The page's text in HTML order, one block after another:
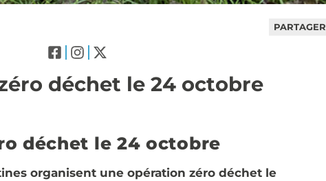
PARTAGER
déchet le 24 octobre
déchet le 24 octobre
organisent une opération zéro déchet le